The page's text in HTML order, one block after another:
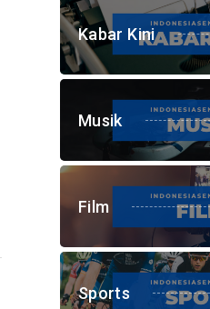
Kabar Kini
Musik
Film
Sports